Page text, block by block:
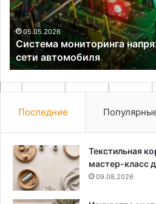
автомобиля
05.05.2026
Система мониторинга
сети автомобиля
Последние
Текстильная
мастер-класс
09.08.2026